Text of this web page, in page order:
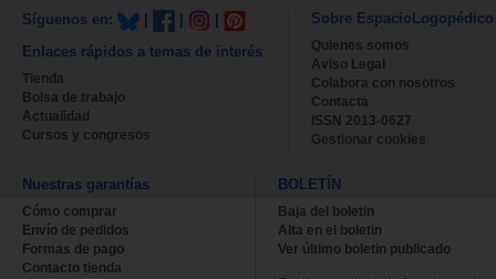
Síguenos en:
Enlaces rápidos a temas de interés
Tienda
Bolsa de trabajo
Actualidad
Cursos y congresos
Sobre EspacioLogopédico
Quienes somos
Aviso Legal
Colabora con nosotros
Contacta
ISSN 2013-0627
Gestionar cookies
Nuestras garantías
Cómo comprar
Envío de pedidos
Formas de pago
Contacto tienda
BOLETÍN
Baja del boletin
Alta en el boletin
Ver último boletin publicado